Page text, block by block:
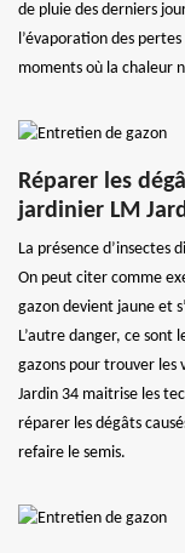
de pluie des derniers
l’évaporation des
moments où la chaleur
Réparer les
jardinier LM
La présence d’insectes
On peut citer comme
gazon devient jaune et
L’autre danger, ce sont
gazons pour trouver les
Jardin 34 maitrise les
réparer les dégâts
refaire le semis.